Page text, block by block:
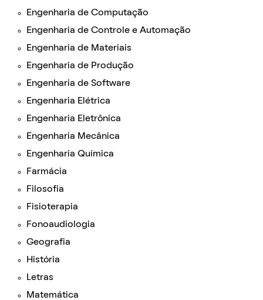
Engenharia de Computação
Engenharia de Controle e Automação
Engenharia de Materiais
Engenharia de Produção
Engenharia de Software
Engenharia Elétrica
Engenharia Eletrônica
Engenharia Mecânica
Engenharia Química
Farmácia
Filosofia
Fisioterapia
Fonoaudiologia
Geografia
História
Letras
Matemática